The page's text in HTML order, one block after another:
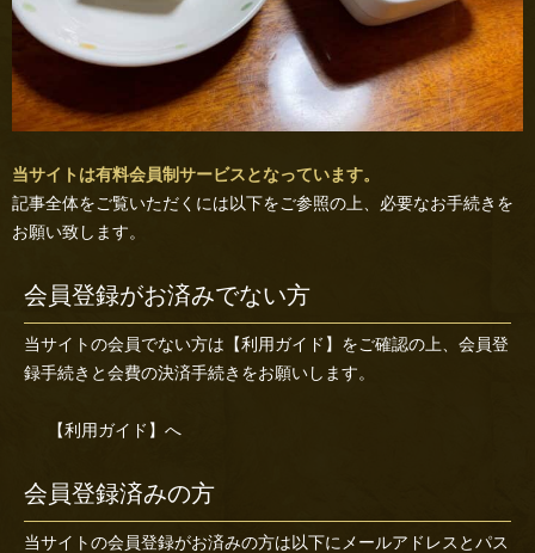
当サイトは有料会員制サービスとなっています。
記事全体をご覧いただくには以下をご参照の上、必要なお手続きを
お願い致します。
会員登録がお済みでない方
当サイトの会員でない方は 【利用ガイド】 をご確認の上、会員登
録手続きと会費の決済手続きをお願いします。
【利用ガイド】へ
会員登録済みの方
当サイトの会員登録がお済みの方は以下にメールアドレスとパス